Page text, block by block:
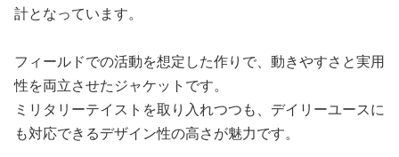
計となっています。
フィールドでの活動を想定した作りで、動きやすさと実用
性を両立させたジャケットです。
ミリタリーテイストを取り入れつつも、デイリーユースに
も対応できるデザイン性の高さが魅力です。